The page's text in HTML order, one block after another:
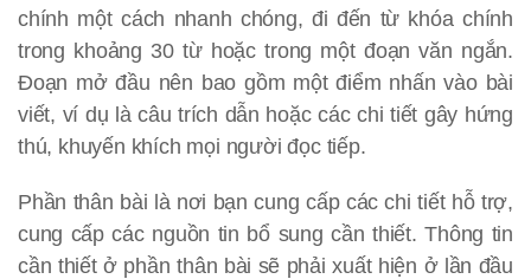
chính một cách nhanh chóng, đi đến từ khóa chính
trong khoảng 30 từ hoặc trong một đoạn văn ngắn.
Đoạn mở đầu nên bao gồm một điểm nhấn vào bài
viết, ví dụ là câu trích dẫn hoặc các chi tiết gây hứng
thú, khuyến khích mọi người đọc tiếp.
Phần thân bài là nơi bạn cung cấp các chi tiết hỗ trợ,
cung cấp các nguồn tin bổ sung cần thiết. Thông tin
cần thiết ở phần thân bài sẽ phải xuất hiện ở lần đầu